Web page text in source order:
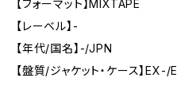
【フォーマット】MIXTAPE
【レーベル】-
【年代/国名】-/JPN
【盤質/ジャケット・ケース】EX-/